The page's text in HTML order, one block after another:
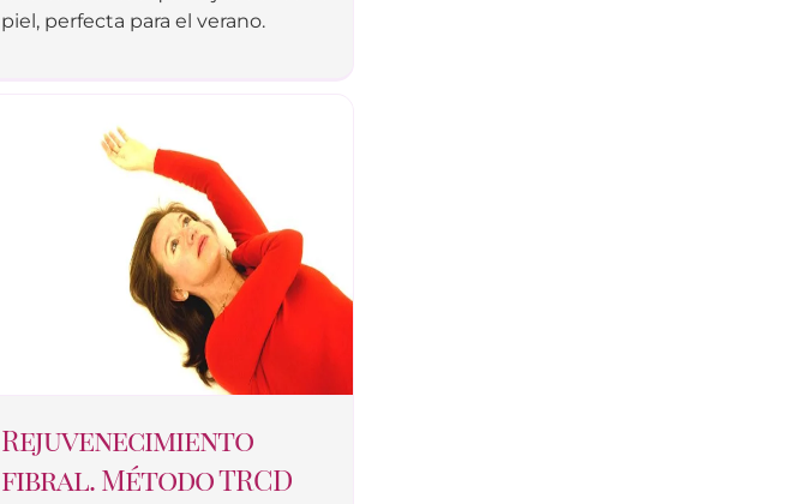
piel, perfecta para el verano.
Rejuvenecimiento
fibral. Método TRCD